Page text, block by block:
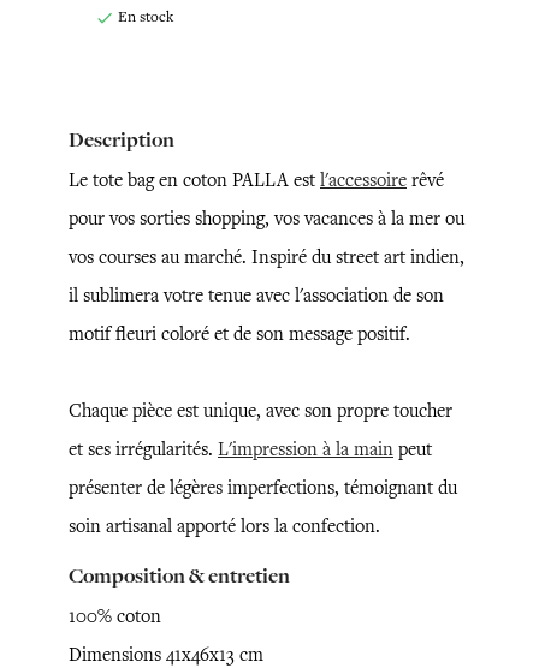
 En stock
Description
Le tote bag en coton PALLA est l'accessoire rêvé
pour vos sorties shopping, vos vacances à la mer ou
vos courses au marché. Inspiré du street art indien,
il sublimera votre tenue avec l'association de son
motif fleuri coloré et de son message positif.
Chaque pièce est unique, avec son propre toucher
et ses irrégularités. L'impression à la main peut
présenter de légères imperfections, témoignant du
soin artisanal apporté lors la confection.
Composition & entretien
100% coton
Dimensions 41x46x13 cm